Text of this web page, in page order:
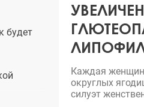
будет
Каждая
округлых
силуэт